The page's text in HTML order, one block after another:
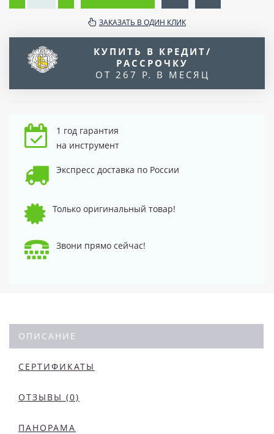
ЗАКАЗАТЬ В ОДИН КЛИК
КУПИТЬ В КРЕДИТ/
РАССРОЧКУ
ОТ 267 Р. В МЕСЯЦ
1 год гарантия
на инструмент
Экспресс доставка по России
Только оригинальный товар!
Звони прямо сейчас!
ОПИСАНИЕ
СЕРТИФИКАТЫ
ОТЗЫВЫ (0)
ПАНОРАМА